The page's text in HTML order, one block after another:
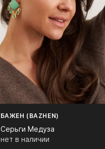
БАЖЕН (BAZHEN)
Серьги Медуза
нет в наличии